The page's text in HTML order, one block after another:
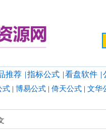
推荐 | 指标公式 | 看盘软件 |
式 | 博易公式 | 倚天公式 | 文华